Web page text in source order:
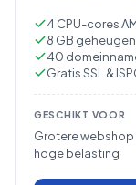
4 CPU-cores
8 GB geheugen
40
Gratis SSL &
GESCHIKT VOOR
Grotere webshop
hoge belasting